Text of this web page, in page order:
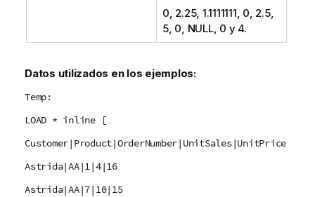
0, 2.25, 1.1111111, 0, 2.5,
5, 0, NULL, 0 y 4.
Datos utilizados en los ejemplos:
Temp:
LOAD * inline [
Customer|Product|OrderNumber|UnitSales|UnitPrice
Astrida|AA|1|4|16
Astrida|AA|7|10|15